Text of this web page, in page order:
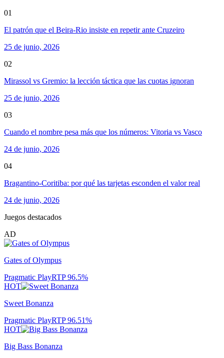
01
El patrón que el Beira-Rio insiste en repetir ante Cruzeiro
25 de junio, 2026
02
Mirassol vs Gremio: la lección táctica que las cuotas ignoran
25 de junio, 2026
03
Cuando el nombre pesa más que los números: Vitoria vs Vasco
24 de junio, 2026
04
Bragantino-Coritiba: por qué las tarjetas esconden el valor real
24 de junio, 2026
Juegos destacados
AD
Gates of Olympus
Pragmatic PlayRTP96.5%
HOT
Sweet Bonanza
Pragmatic PlayRTP96.51%
HOT
Big Bass Bonanza